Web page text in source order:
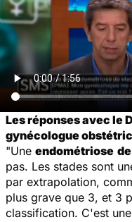
Les réponses avec le
gynécologue
"Une endométriose
pas. Les stades sont
par extrapolation,
plus grave que 3, et 3
classification. C'est